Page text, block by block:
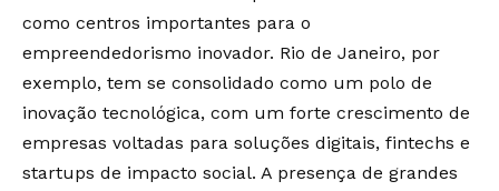
como centros importantes para o
empreendedorismo inovador. Rio de Janeiro, por
exemplo, tem se consolidado como um polo de
inovação tecnológica, com um forte crescimento de
empresas voltadas para soluções digitais, fintechs e
startups de impacto social. A presença de grandes